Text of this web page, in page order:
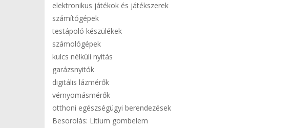
elektronikus játékok és játékszerek
számítógépek
testápoló készülékek
számológépek
kulcs nélküli nyitás
garázsnyitók
digitális lázmérők
vérnyomásmérők
otthoni egészségügyi berendezések
Besorolás: Lítium gombelem